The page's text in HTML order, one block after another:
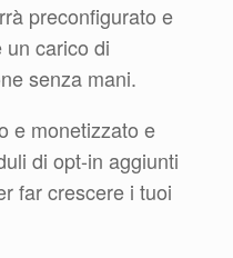
preconfigurato e
carico di
senza mani.
e monetizzato e
di opt-in aggiunti
far crescere i tuoi